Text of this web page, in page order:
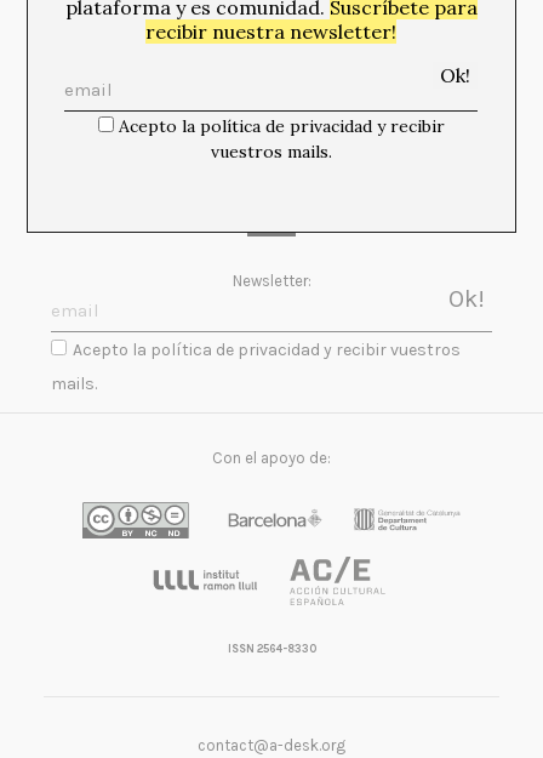
Newsletter:
Acepto la política de privacidad y recibir vuestros
mails.
Con el apoyo de:
ISSN 2564-8330
contact@a-desk.org
plataforma y es comunidad. Suscríbete para
recibir nuestra newsletter!
Acepto la política de privacidad y recibir
vuestros mails.